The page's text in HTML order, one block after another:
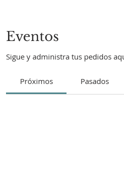
Eventos
Sigue y administra tus pedidos
Próximos Pasados